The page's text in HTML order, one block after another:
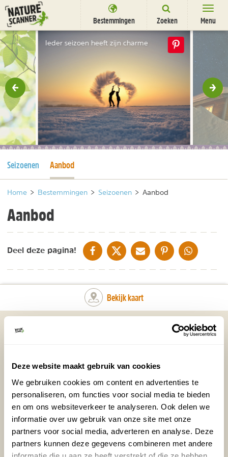
Deze website maakt gebruik van cookies
We gebruiken cookies om content en advertenties te
personaliseren, om functies voor social media te bieden
en om ons websiteverkeer te analyseren. Ook delen we
informatie over uw gebruik van onze site met onze
partners voor social media, adverteren en analyse. Deze
partners kunnen deze gegevens combineren met andere
Ga
naar
content
Bestemmingen Zoeken Menu
Bestemmingen
Overnachten
Activiteiten
Natuurparken
Dieren
Nieuwsbrief
Ieder seizoen heeft zijn charme
Huidige pagina
Seizoenen Huidige pagina
Aanbod
Home > Bestemmingen > Seizoenen > Aanbod
Aanbod
Deel deze pagina! DELEN OP FACEBOOK
DELEN OP XDELEN VIA DE MAIL
DELEN OP PINTEREST
DELEN OP
Bekijk kaart
Vakantietips & Inspiratie?
E-mailadres* Waar ligt je interesse?
Nederland
Europa
Ver weg